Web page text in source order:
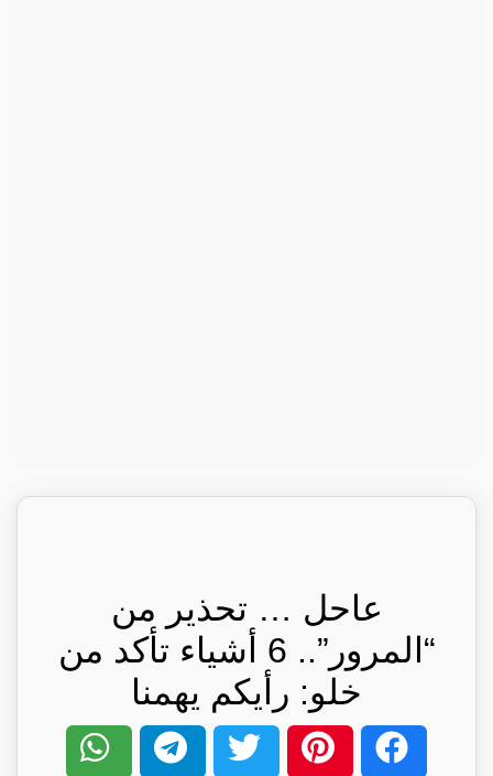
عاحل … تحذير من
“المرور”.. 6 أشياء تأكد من
خلو: رأيكم يهمنا